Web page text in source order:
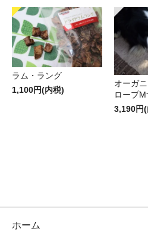
ラム・ラング
1,100円(内税)
オーガ
ロープ
3,190円(
ホーム